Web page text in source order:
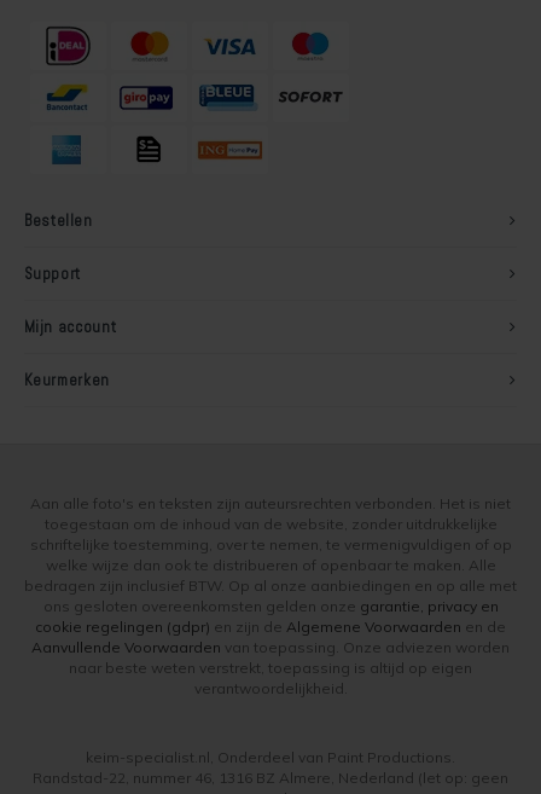
Bestellen
Support
Mijn account
Keurmerken
Aan alle foto's en teksten zijn auteursrechten verbonden. Het is niet
toegestaan om de inhoud van de website, zonder uitdrukkelijke
schriftelijke toestemming, over te nemen, te vermenigvuldigen of op
welke wijze dan ook te distribueren of openbaar te maken. Alle
bedragen zijn inclusief BTW. Op al onze aanbiedingen en op alle met
ons gesloten overeenkomsten gelden onze garantie, privacy en
cookie regelingen (gdpr) en zijn de Algemene Voorwaarden en de
Aanvullende Voorwaarden van toepassing. Onze adviezen worden
naar beste weten verstrekt, toepassing is altijd op eigen
verantwoordelijkheid.
keim-specialist.nl, Onderdeel van Paint Productions.
Randstad-22, nummer 46, 1316 BZ Almere, Nederland (let op: geen